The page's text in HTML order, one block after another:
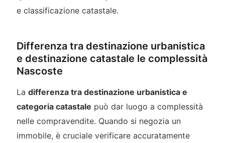
e classificazione catastale.
Differenza tra destinazione urbanistica
e destinazione catastale le complessità
Nascoste
La differenza tra destinazione urbanistica e
categoria catastale può dar luogo a complessità
nelle compravendite. Quando si negozia un
immobile, è cruciale verificare accuratamente